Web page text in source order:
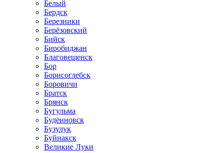
Белый
Бердск
Березники
Берёзовский
Бийск
Биробиджан
Благовещенск
Бор
Борисоглебск
Боровичи
Братск
Брянск
Бугульма
Будённовск
Бузулук
Буйнакск
Великие Луки